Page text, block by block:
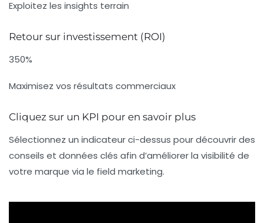
Exploitez les insights terrain
Retour sur investissement (ROI)
350%
Maximisez vos résultats commerciaux
Cliquez sur un KPI pour en savoir plus
Sélectionnez un indicateur ci-dessus pour découvrir des
conseils et données clés afin d’améliorer la visibilité de
votre marque via le field marketing.